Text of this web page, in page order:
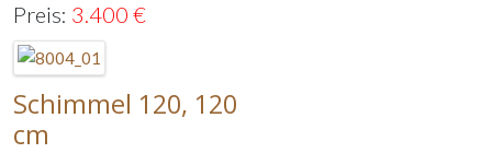
Preis: 3.400 €
Schimmel 120, 120
cm